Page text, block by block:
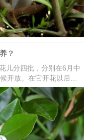
？
儿分四批，分别在6月中
开放。在它开花以后，
天追施一次磷肥。在它